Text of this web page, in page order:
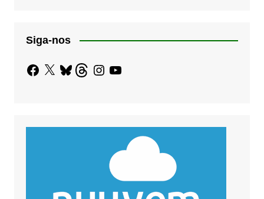
Siga-nos
Facebook
X BlueskyThreadsInstagram
YouTube